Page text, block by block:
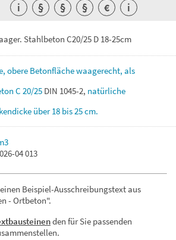
Stahlbeton C20/25 D 18-25cm
obere Betonflächewaagerecht, als
C 20/25 DIN 1045-2, natürliche
über18 bis25cm.
04 013
Beispiel-Ausschreibungstext aus
- Ortbeton".
den für Sie passenden
i § § § € i